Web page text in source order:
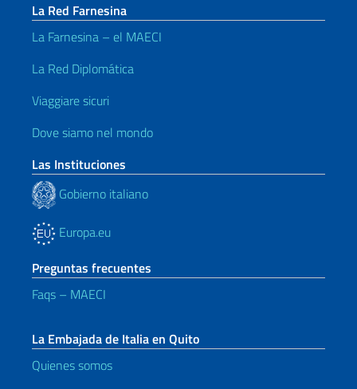
La Red Farnesina
La Farnesina – el MAECI
La Red Diplomática
Viaggiare sicuri
Dove siamo nel mondo
Las Instituciones
Gobierno italiano
Europa.eu
Preguntas frecuentes
Faqs – MAECI
La Embajada de Italia en Quito
Quienes somos